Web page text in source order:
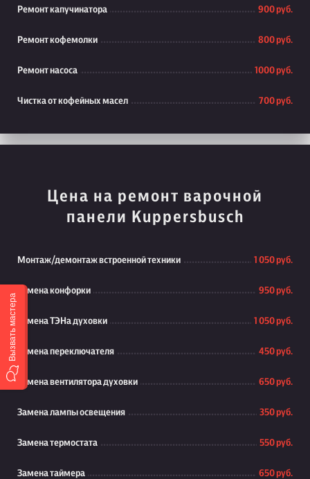
Ремонт капучинатора 900 руб.
Ремонт кофемолки 800 руб.
Ремонт насоса 1000 руб.
Чистка от кофейных масел 700 руб.
Цена на ремонт варочной
панели Kuppersbusch
Монтаж/демонтаж встроенной техники 1 050 руб.
Замена конфорки 950 руб.
Замена ТЭНа духовки 1 050 руб.
Замена переключателя 450 руб.
Замена вентилятора духовки 650 руб.
Замена лампы освещения 350 руб.
Замена термостата 550 руб.
Замена таймера 650 руб.
Вызвать мастера